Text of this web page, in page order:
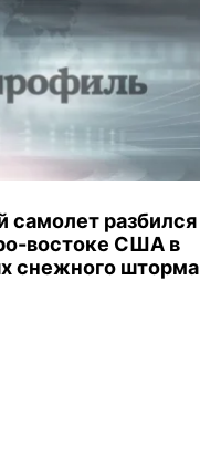
самолет разбился
востоке США в
снежного шторма